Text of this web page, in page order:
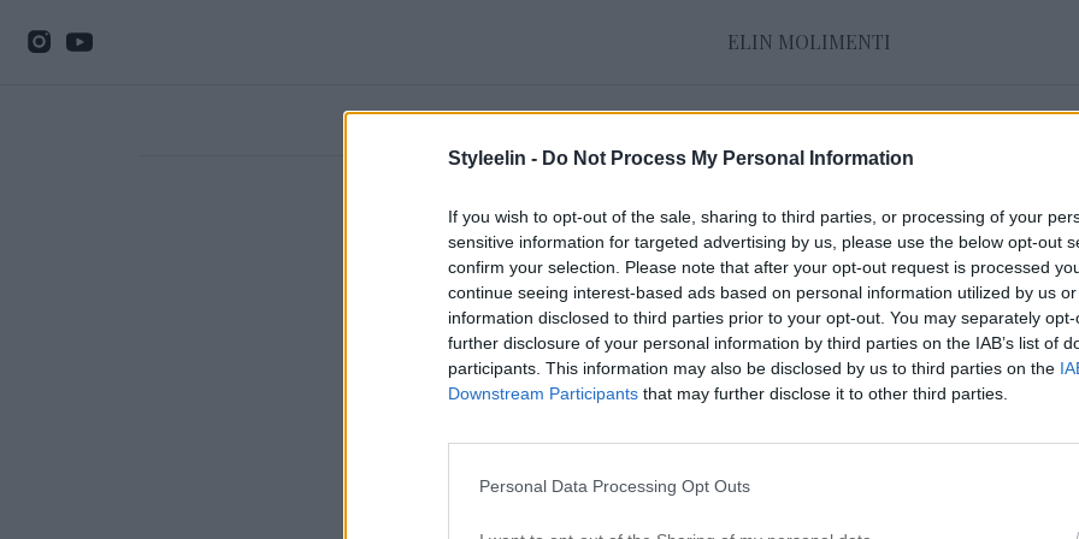
Styleelin - Do Not Process My Personal Information
If you wish to opt-out of the sale, sharing to third parties, or processing of your
sensitive information for targeted advertising by us, please use the below opt-out
confirm your selection. Please note that after your opt-out request is processed
continue seeing interest-based ads based on personal information utilized by us
information disclosed to third parties prior to your opt-out. You may separately
further disclosure of your personal information by third parties on the IAB’s list of
participants. This information may also be disclosed by us to third parties on the
Downstream Participants that may further disclose it to other third parties.
Personal Data Processing Opt Outs
ELIN MOLIMENTI
Fett hår
SÅ FÅR DU VOLYM I DITT HÅR
22 oktober 2015, 17:30
Batiste har lanserat ett nytt torrschampo som
håret. Jag tycker mycket om torrschampo
är en två i ett lösning och det är väldigt
med Batiste är att dom är billiga, finns
varianter, dom kommer med nyheter och
[…]